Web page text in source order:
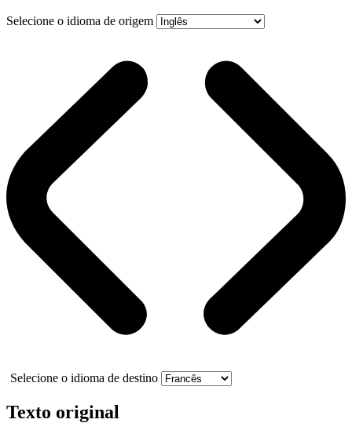
Selecione o idioma de origem
Selecione o idioma de destino
Texto original